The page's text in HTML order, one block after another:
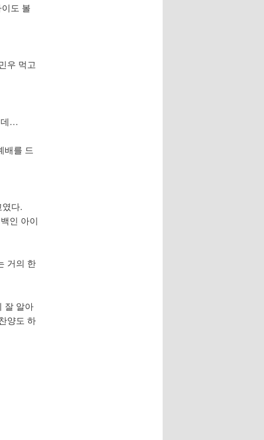
도 볼
우 먹고
데…
배를 드
다.
인 아이
거의 한
잘 알아
양도 하